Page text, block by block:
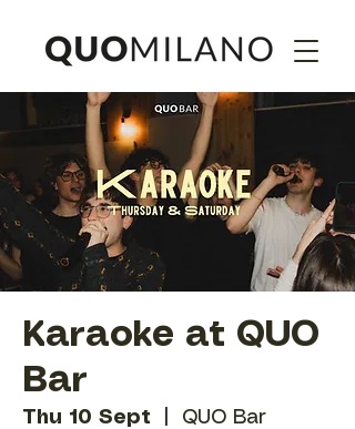
Karaoke at QUO
Bar
Thu 10 Sept QUO Bar